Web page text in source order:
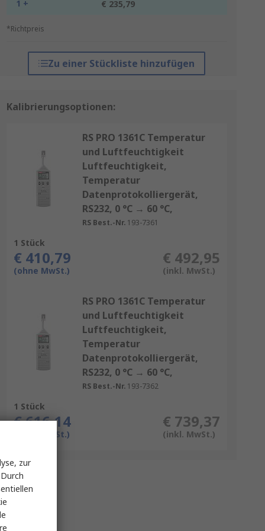
1 + € 235,79
*Richtpreis
Zu einer Stückliste hinzufügen
Kalibrierungsoptionen:
RS PRO 1361C Temperatur
und Luftfeuchtigkeit
Luftfeuchtigkeit,
Temperatur
Datenprotokolliergerät,
RS232, 0 °C → 60 °C,
RS Best.-Nr. 193-7361
1 Stück
€ 410,79
(ohne MwSt.)
€ 492,95
(inkl. MwSt.)
RS PRO 1361C Temperatur
und Luftfeuchtigkeit
Luftfeuchtigkeit,
Temperatur
Datenprotokolliergerät,
RS232, 0 °C → 60 °C,
RS Best.-Nr. 193-7362
1 Stück
€ 616,14
(ohne MwSt.)
€ 739,37
(inkl. MwSt.)
zur